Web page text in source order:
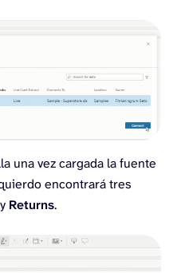
una vez cargada la fuente
encontrará tres
Returns.